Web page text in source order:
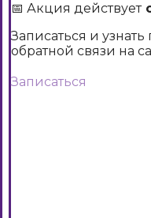
📅 Акция действует
Записаться и
обратной связи на
Записаться